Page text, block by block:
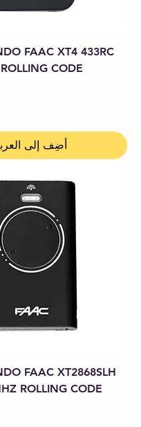
FAAC XT4 433RC
CODE
أضِف إلى
FAAC XT2868SLH
ROLLING CODE